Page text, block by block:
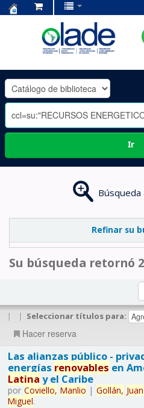
OLADE
-
Ir
Búsqueda
Refinar su
Su búsqueda retornó
| | Seleccionar títulos para:
Hacer reserva
Las alianzas público -
energías renovables en
Latina y el Caribe
por Coviello, Manlio | Gollán, Juan
Miguel.